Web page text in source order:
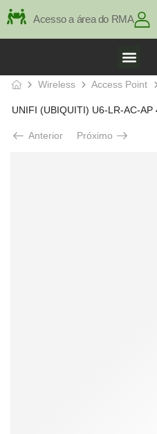
Acesso a área do RMA
Wireless Access Point
Anterior Próximo